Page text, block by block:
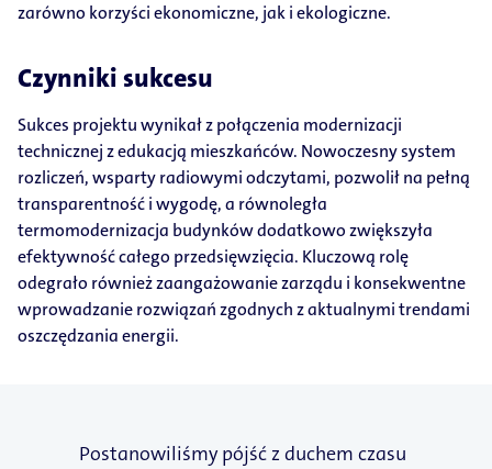
zarówno korzyści ekonomiczne, jak i ekologiczne.
Czynniki sukcesu
Sukces projektu wynikał z połączenia modernizacji
technicznej z edukacją mieszkańców. Nowoczesny system
rozliczeń, wsparty radiowymi odczytami, pozwolił na pełną
transparentność i wygodę, a równoległa
termomodernizacja budynków dodatkowo zwiększyła
efektywność całego przedsięwzięcia. Kluczową rolę
odegrało również zaangażowanie zarządu i konsekwentne
wprowadzanie rozwiązań zgodnych z aktualnymi trendami
oszczędzania energii.
policjant, który przypomina o